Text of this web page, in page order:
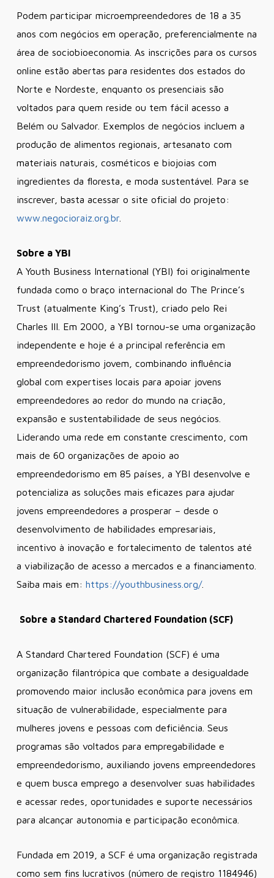
Podem participar microempreendedores de 18 a 35
anos com negócios em operação, preferencialmente na
área de sociobioeconomia. As inscrições para os cursos
online estão abertas para residentes dos estados do
Norte e Nordeste, enquanto os presenciais são
voltados para quem reside ou tem fácil acesso a
Belém ou Salvador. Exemplos de negócios incluem a
produção de alimentos regionais, artesanato com
materiais naturais, cosméticos e biojoias com
ingredientes da floresta, e moda sustentável. Para se
inscrever, basta acessar o site oficial do projeto:
www.negocioraiz.org.br.
Sobre a YBI
A Youth Business International (YBI) foi originalmente
fundada como o braço internacional do The Prince’s
Trust (atualmente King’s Trust), criado pelo Rei
Charles III. Em 2000, a YBI tornou-se uma organização
independente e hoje é a principal referência em
empreendedorismo jovem, combinando influência
global com expertises locais para apoiar jovens
empreendedores ao redor do mundo na criação,
expansão e sustentabilidade de seus negócios.
Liderando uma rede em constante crescimento, com
mais de 60 organizações de apoio ao
empreendedorismo em 85 países, a YBI desenvolve e
potencializa as soluções mais eficazes para ajudar
jovens empreendedores a prosperar – desde o
desenvolvimento de habilidades empresariais,
incentivo à inovação e fortalecimento de talentos até
a viabilização de acesso a mercados e a financiamento.
Saiba mais em: https://youthbusiness.org/.
Sobre a Standard Chartered Foundation (SCF)
A Standard Chartered Foundation (SCF) é uma
organização filantrópica que combate a desigualdade
promovendo maior inclusão econômica para jovens em
situação de vulnerabilidade, especialmente para
mulheres jovens e pessoas com deficiência. Seus
programas são voltados para empregabilidade e
empreendedorismo, auxiliando jovens empreendedores
e quem busca emprego a desenvolver suas habilidades
e acessar redes, oportunidades e suporte necessários
para alcançar autonomia e participação econômica.
Fundada em 2019, a SCF é uma organização registrada
como sem fins lucrativos (número de registro 1184946)